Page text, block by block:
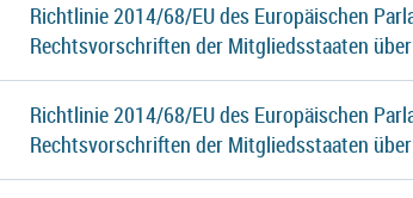
Richtlinie 2014/68/EU des Europäischen
Rechtsvorschriften der Mitgliedsstaaten
Richtlinie 2014/68/EU des Europäischen
Rechtsvorschriften der Mitgliedsstaaten